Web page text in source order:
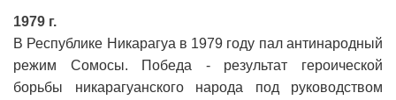
1979 г.
В Республике Никарагуа в 1979 году пал антинародный
режим Сомосы. Победа - результат героической
борьбы никарагуанского народа под руководством